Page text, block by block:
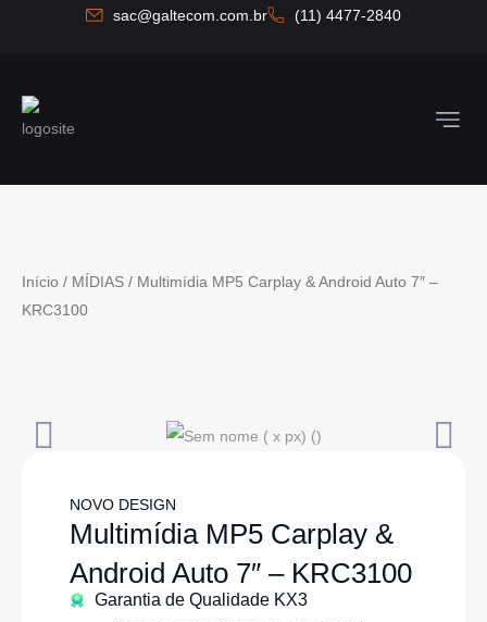
conteúdo
sac@galtecom.com.br (11) 4477-2840
Início / MÍDIAS / Multimídia MP5 Carplay & Android Auto 7″ –
KRC3100
NOVO DESIGN
Multimídia MP5 Carplay &
Android Auto 7″ – KRC3100
Garantia de Qualidade KX3